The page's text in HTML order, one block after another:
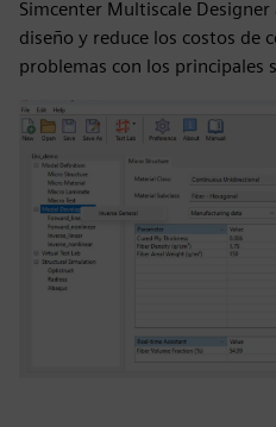
Simcenter Multiscale
diseño y reduce los costos de
problemas con los principales